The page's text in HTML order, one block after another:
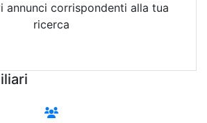
annunci corrispondenti alla tua
ricerca